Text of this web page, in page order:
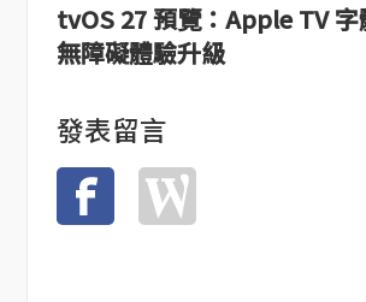
tvOS 27 預覽：Apple TV 字
無障礙體驗升級
發表留言